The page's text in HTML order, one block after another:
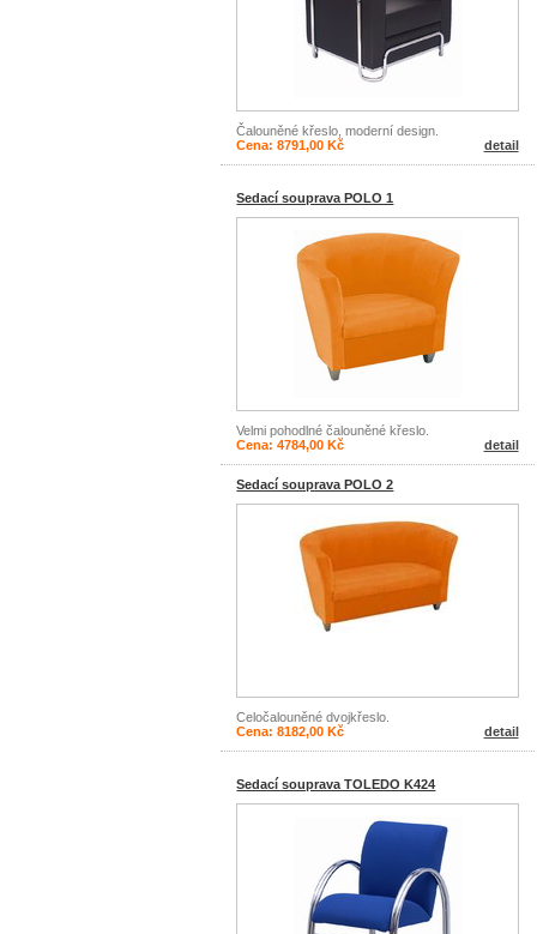
Čalouněné křeslo, moderní design.
detail
Cena: 8791,00 Kč
Sedací souprava POLO 1
Velmi pohodlné čalouněné křeslo.
detail
Cena: 4784,00 Kč
Sedací souprava POLO 2
Celočalouněné dvojkřeslo.
detail
Cena: 8182,00 Kč
Sedací souprava TOLEDO K424